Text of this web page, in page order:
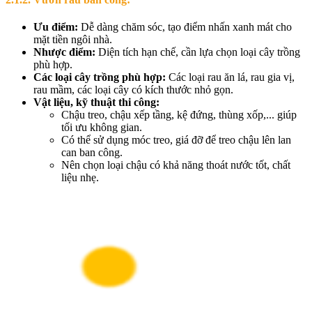
Ưu điểm: Dễ dàng chăm sóc, tạo điểm nhấn xanh mát cho
mặt tiền ngôi nhà.
Nhược điểm: Diện tích hạn chế, cần lựa chọn loại cây trồng
phù hợp.
Các loại cây trồng phù hợp: Các loại rau ăn lá, rau gia vị,
rau mầm, các loại cây có kích thước nhỏ gọn.
Vật liệu, kỹ thuật thi công:
Chậu treo, chậu xếp tầng, kệ đứng, thùng xốp,... giúp
tối ưu không gian.
Có thể sử dụng móc treo, giá đỡ để treo chậu lên lan
can ban công.
Nên chọn loại chậu có khả năng thoát nước tốt, chất
liệu nhẹ.